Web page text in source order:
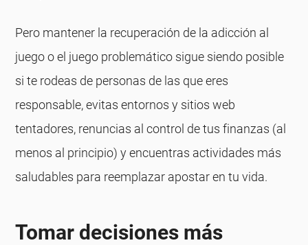
Pero mantener la recuperación de la adicción al
juego o el juego problemático sigue siendo posible
si te rodeas de personas de las que eres
responsable, evitas entornos y sitios web
tentadores, renuncias al control de tus finanzas (al
menos al principio) y encuentras actividades más
saludables para reemplazar apostar en tu vida.
Tomar decisiones más